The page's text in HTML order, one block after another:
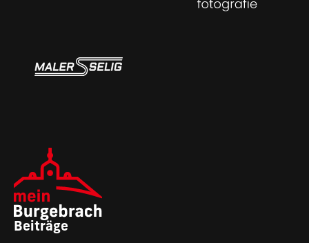
Beiträge